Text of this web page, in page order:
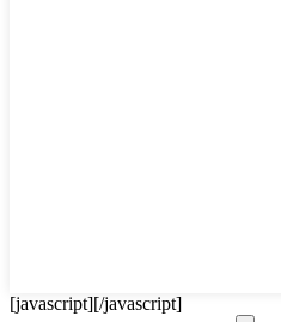
[javascript][/javascript]